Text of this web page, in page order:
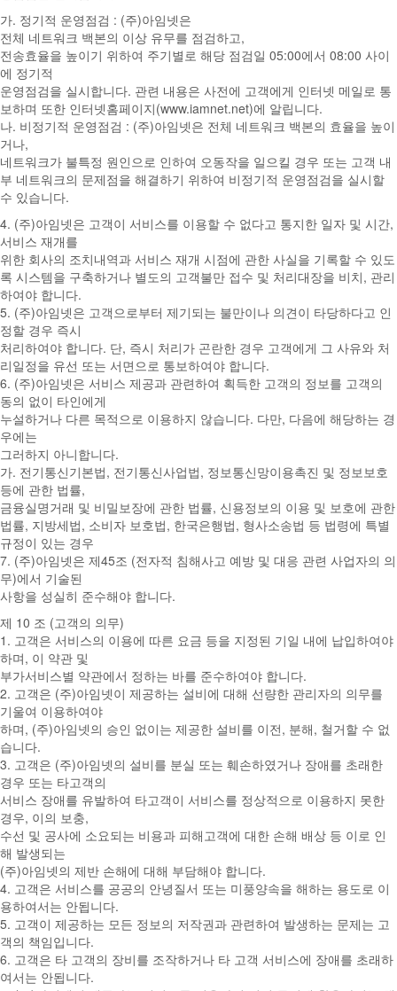
가. 정기적 운영점검 : (주)아임넷은
전체 네트워크 백본의 이상 유무를 점검하고,
전송효율을 높이기 위하여 주기별로 해당 점검일 05:00에서 08:00 사이
에 정기적
운영점검을 실시합니다. 관련 내용은 사전에 고객에게 인터넷 메일로 통
보하며 또한 인터넷홈페이지(www.iamnet.net)에 알립니다.
나. 비정기적 운영점검 : (주)아임넷은 전체 네트워크 백본의 효율을 높이
거나,
네트워크가 불특정 원인으로 인하여 오동작을 일으킬 경우 또는 고객 내
부 네트워크의 문제점을 해결하기 위하여 비정기적 운영점검을 실시할
수 있습니다.
4. (주)아임넷은 고객이 서비스를 이용할 수 없다고 통지한 일자 및 시간,
서비스 재개를
위한 회사의 조치내역과 서비스 재개 시점에 관한 사실을 기록할 수 있도
록 시스템을 구축하거나 별도의 고객불만 접수 및 처리대장을 비치, 관리
하여야 합니다.
5. (주)아임넷은 고객으로부터 제기되는 불만이나 의견이 타당하다고 인
정할 경우 즉시
처리하여야 합니다. 단, 즉시 처리가 곤란한 경우 고객에게 그 사유와 처
리일정을 유선 또는 서면으로 통보하여야 합니다.
6. (주)아임넷은 서비스 제공과 관련하여 획득한 고객의 정보를 고객의
동의 없이 타인에게
누설하거나 다른 목적으로 이용하지 않습니다. 다만, 다음에 해당하는 경
우에는
그러하지 아니합니다.
가. 전기통신기본법, 전기통신사업법, 정보통신망이용촉진 및 정보보호
등에 관한 법률,
금융실명거래 및 비밀보장에 관한 법률, 신용정보의 이용 및 보호에 관한
법률, 지방세법, 소비자 보호법, 한국은행법, 형사소송법 등 법령에 특별
규정이 있는 경우
7. (주)아임넷은 제45조 (전자적 침해사고 예방 및 대응 관련 사업자의 의
무)에서 기술된
사항을 성실히 준수해야 합니다.
제 10 조 (고객의 의무)
1. 고객은 서비스의 이용에 따른 요금 등을 지정된 기일 내에 납입하여야
하며, 이 약관 및
부가서비스별 약관에서 정하는 바를 준수하여야 합니다.
2. 고객은 (주)아임넷이 제공하는 설비에 대해 선량한 관리자의 의무를
기울여 이용하여야
하며, (주)아임넷의 승인 없이는 제공한 설비를 이전, 분해, 철거할 수 없
습니다.
3. 고객은 (주)아임넷의 설비를 분실 또는 훼손하였거나 장애를 초래한
경우 또는 타고객의
서비스 장애를 유발하여 타고객이 서비스를 정상적으로 이용하지 못한
경우, 이의 보충,
수선 및 공사에 소요되는 비용과 피해고객에 대한 손해 배상 등 이로 인
해 발생되는
(주)아임넷의 제반 손해에 대해 부담해야 합니다.
4. 고객은 서비스를 공공의 안녕질서 또는 미풍양속을 해하는 용도로 이
용하여서는 안됩니다.
5. 고객이 제공하는 모든 정보의 저작권과 관련하여 발생하는 문제는 고
객의 책임입니다.
6. 고객은 타 고객의 장비를 조작하거나 타 고객 서비스에 장애를 초래하
여서는 안됩니다.